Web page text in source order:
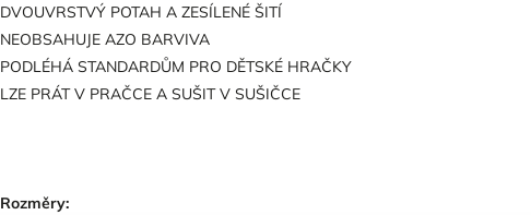
DVOUVRSTVÝ POTAH A ZESÍLENÉ ŠITÍ
NEOBSAHUJE AZO BARVIVA
PODLÉHÁ STANDARDŮM PRO DĚTSKÉ HRAČKY
LZE PRÁT V PRAČCE A SUŠIT V SUŠIČCE
Rozměry: